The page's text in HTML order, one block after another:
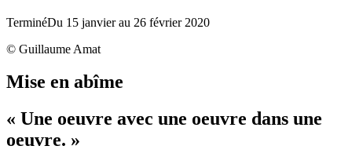
TerminéDu 15 janvier au 26 février 2020
© Guillaume Amat
Mise en abîme
« Une oeuvre avec une oeuvre dans une
oeuvre. »